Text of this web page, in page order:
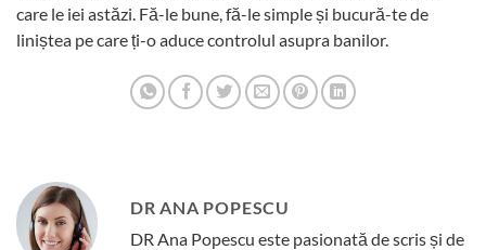
care le iei astăzi. Fă-le bune, fă-le simple și bucură-te de
liniștea pe care ți-o aduce controlul asupra banilor.
DR ANA POPESCU
DR Ana Popescu este pasionată de scris și de